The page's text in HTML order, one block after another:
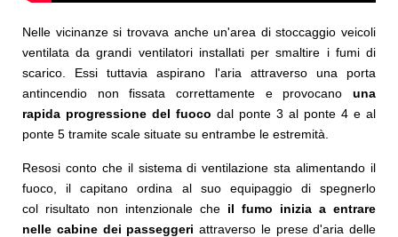
Nelle vicinanze si trovava anche un'area di stoccaggio veicoli
ventilata da grandi ventilatori installati per smaltire i fumi di
scarico. Essi tuttavia aspirano l'aria attraverso una porta
antincendio non fissata correttamente e provocano una
rapida progressione del fuoco dal ponte 3 al ponte 4 e al
ponte 5 tramite scale situate su entrambe le estremità.
Resosi conto che il sistema di ventilazione sta alimentando il
fuoco, il capitano ordina al suo equipaggio di spegnerlo
col risultato non intenzionale che il fumo inizia a entrare
nelle cabine dei passeggeri attraverso le prese d'aria delle